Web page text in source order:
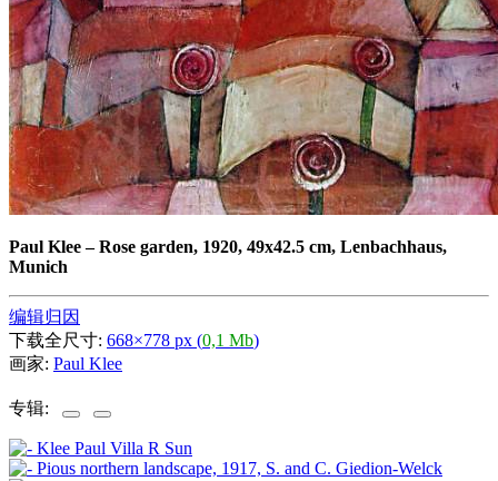
Paul Klee–Rose garden, 1920, 49x42.5 cm, Lenbachhaus,
Munich
编辑归因
下载全尺寸: 668×778 px (0,1 Mb)
画家: Paul Klee
专辑: